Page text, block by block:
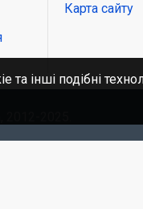
Карта сайту
інші подібні